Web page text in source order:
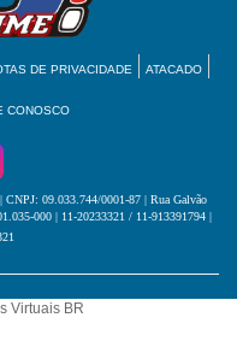
DE PRIVACIDADE ATACADO
CONOSCO
| CNPJ: 09.033.744/0001-87 | Rua Galvão
000 | 11-20233321 / 11-913391794 |
Virtuais BR